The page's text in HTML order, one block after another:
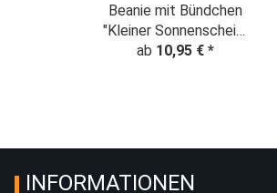
Beanie mit Bündchen
"Kleiner Sonnenschein"
Denim Look
ab 10,95 € *
INFORMATIONEN